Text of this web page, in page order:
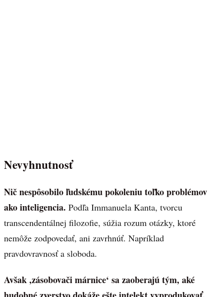
Nevyhnutnosť
Nič nespôsobilo ľudskému pokoleniu toľko problémov
ako inteligencia. Podľa Immanuela Kanta, tvorcu
transcendentálnej filozofie, súžia rozum otázky, ktoré
nemôže zodpovedať, ani zavrhnúť. Napríklad
pravdovravnosť a sloboda.
Avšak ,zásobovači márnice‘ sa zaoberajú tým, aké